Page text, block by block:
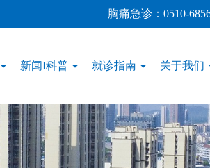
胸痛急诊： 0510-
新闻I科普 就诊指南 关于我们